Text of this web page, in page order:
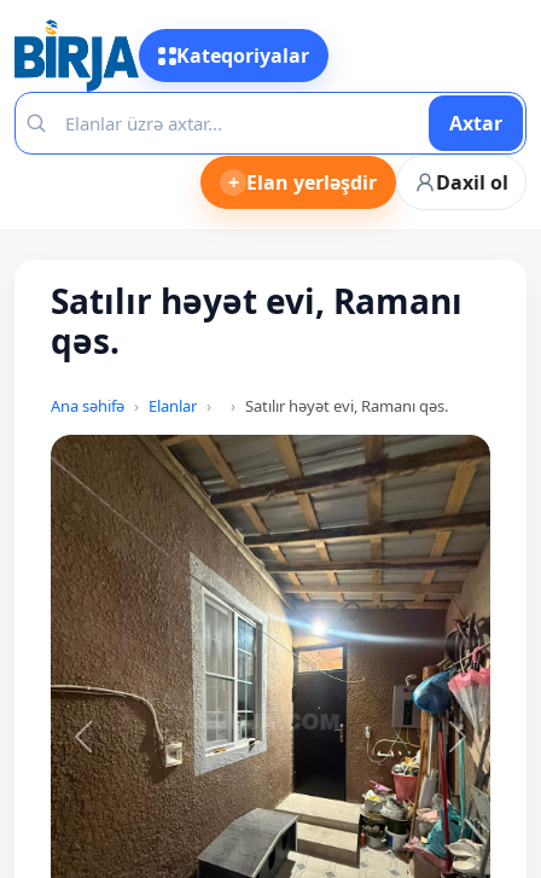
Kateqoriyalar
Axtar
+ Elan yerləşdir Daxil ol
Satılır həyət evi, Ramanı
qəs.
Ana səhifə Elanlar Satılır həyət evi, Ramanı qəs.
Prev Next